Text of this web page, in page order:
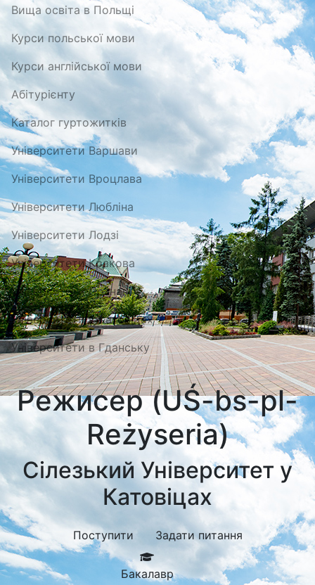
Вища освіта в Польщі
Курси польської мови
Курси англійської мови
Абітурієнту
Каталог гуртожитків
Університети Варшави
Університети Вроцлава
Університети Любліна
Університети Лодзі
Університети Кракова
Університети Познані
Університети в Катовіцах
Університети в Гданську
Режисер (UŚ-bs-pl-
Reżyseria)
Сілезький Університет у
Катовіцах
Поступити Задати питання
Бакалавр